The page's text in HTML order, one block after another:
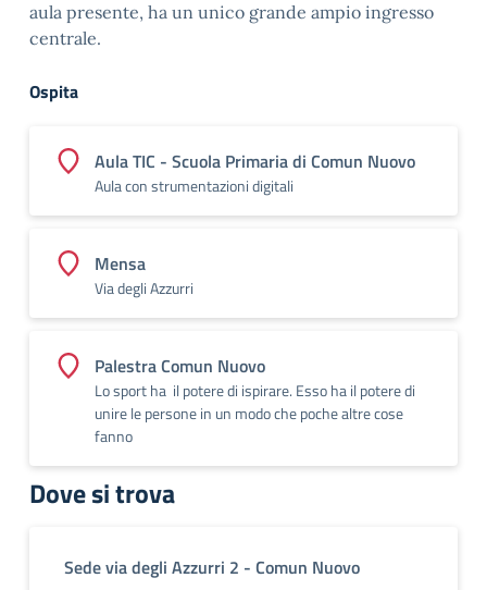
aula presente, ha un unico grande ampio ingresso
centrale.
Ospita
Aula TIC - Scuola Primaria di Comun Nuovo
Aula con strumentazioni digitali
Mensa
Via degli Azzurri
Palestra Comun Nuovo
Lo sport ha il potere di ispirare. Esso ha il potere di
unire le persone in un modo che poche altre cose
fanno
Dove si trova
Sede via degli Azzurri 2 - Comun Nuovo